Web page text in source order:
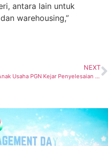
antara lain untuk
warehousing,”
NEXT
Anak Usaha PGN Kejar Penyelesaian dan Efisiensi Proyek Lapangan Sidayu